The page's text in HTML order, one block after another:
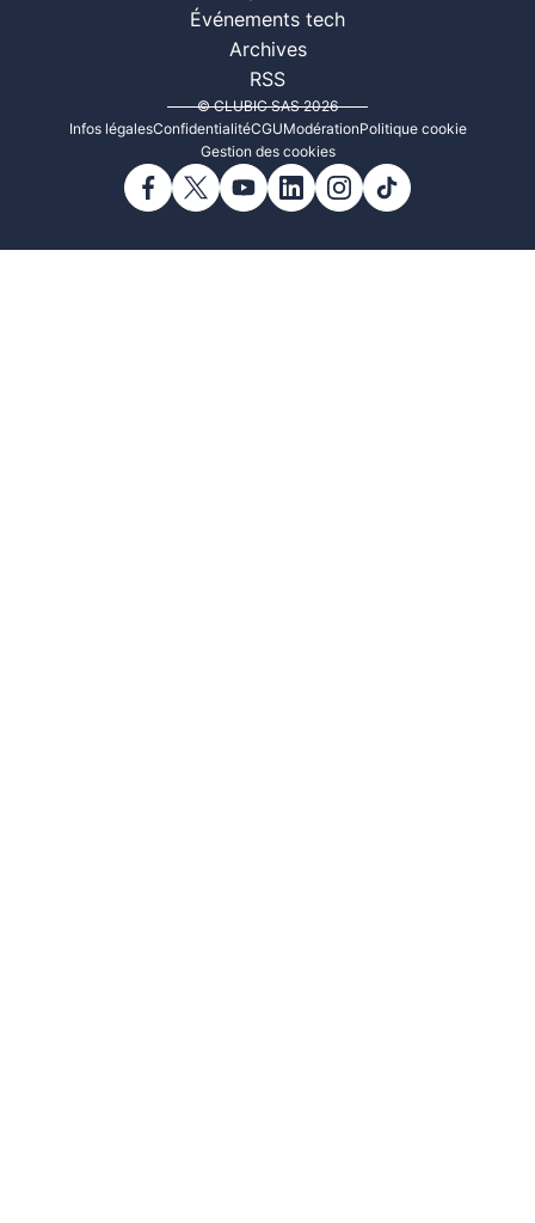
Événements tech
Archives
RSS
© CLUBIC SAS 2026
Infos légalesConfidentialitéCGUModérationPolitique cookie
Gestion des cookies